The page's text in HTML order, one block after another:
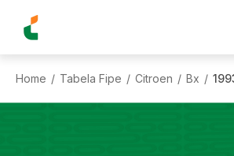
Home / Tabela Fipe / Citroen / Bx /